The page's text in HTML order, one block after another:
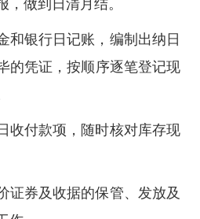
做到日清月结。
和银行日记账，编制出纳日
的凭证，按顺序逐笔登记现
收付款项，随时核对库存现
证券及收据的保管、发放及